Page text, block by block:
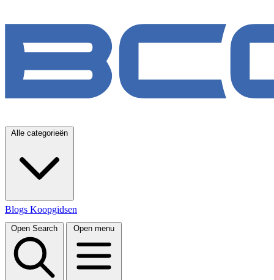
Alle categorieën
Blogs Koopgidsen
Open Search Open menu